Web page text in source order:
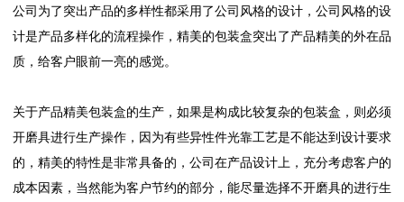
公司为了突出产品的多样性都采用了公司风格的设计，公司风格的设
计是产品多样化的流程操作，精美的包装盒突出了产品精美的外在品
质，给客户眼前一亮的感觉。
关于产品精美包装盒的生产，如果是构成比较复杂的包装盒，则必须
开磨具进行生产操作，因为有些异性件光靠工艺是不能达到设计要求
的，精美的特性是非常具备的，公司在产品设计上，充分考虑客户的
成本因素，当然能为客户节约的部分，能尽量选择不开磨具的进行生